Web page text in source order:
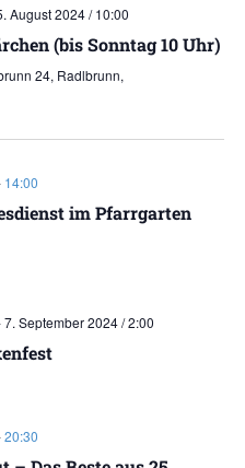
August 2024 / 10:00
(bis Sonntag 10 Uhr)
24, Radlbrunn,
14:00
im Pfarrgarten
7. September 2024 / 2:00
20:30